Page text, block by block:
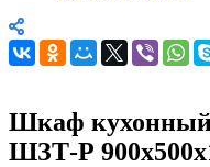
Шкаф
ШЗТ-Р